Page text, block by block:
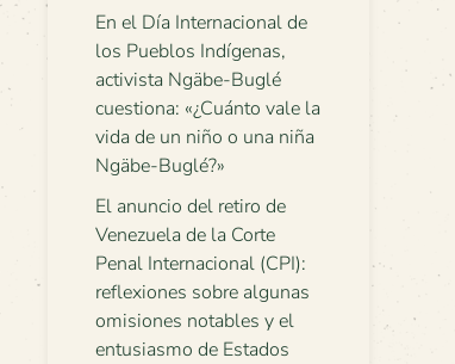
En el Día Internacional de
los Pueblos Indígenas,
activista Ngäbe-Buglé
cuestiona: «¿Cuánto vale la
vida de un niño o una niña
Ngäbe-Buglé?»
El anuncio del retiro de
Venezuela de la Corte
Penal Internacional (CPI):
reflexiones sobre algunas
omisiones notables y el
entusiasmo de Estados